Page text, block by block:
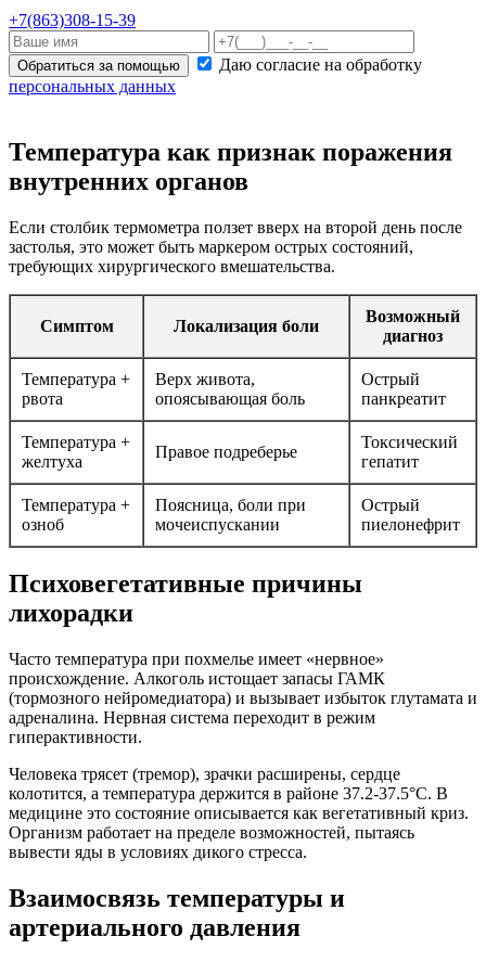
+7(863)308-15-39
Обратиться за помощью
Даю согласие на обработку
персональных данных
Температура как признак поражения
внутренних органов
Если столбик термометра ползет вверх на второй день после
застолья, это может быть маркером острых состояний,
требующих хирургического вмешательства.
Симптом Локализация боли
Возможный
диагноз
Температура +
рвота
Верх живота,
опоясывающая боль
Острый
панкреатит
Температура +
желтуха
Правое подреберье
Токсический
гепатит
Температура +
озноб
Поясница, боли при
мочеиспускании
Острый
пиелонефрит
Психовегетативные причины
лихорадки
Часто температура при похмелье имеет «нервное»
происхождение. Алкоголь истощает запасы ГАМК
(тормозного нейромедиатора) и вызывает избыток глутамата и
адреналина. Нервная система переходит в режим
гиперактивности.
Человека трясет (тремор), зрачки расширены, сердце
колотится, а температура держится в районе 37.2-37.5°C. В
медицине это состояние описывается как вегетативный криз.
Организм работает на пределе возможностей, пытаясь
вывести яды в условиях дикого стресса.
Взаимосвязь температуры и
артериального давления